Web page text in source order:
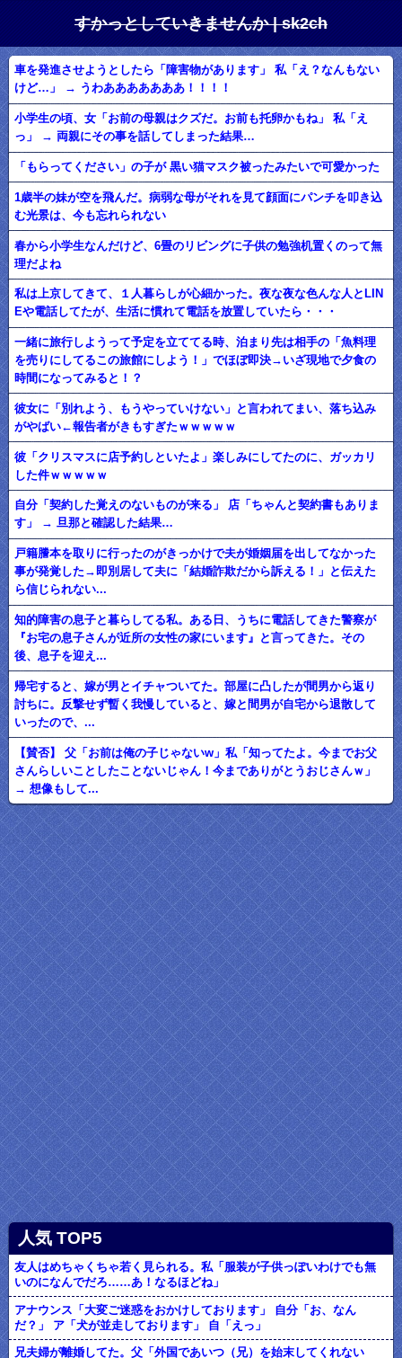
すかっとしていきませんか | sk2ch
車を発進させようとしたら「障害物があります」 私「え？なんもない
けど…」 → うわあああああああ！！！！
小学生の頃、女「お前の母親はクズだ。お前も托卵かもね」 私「え
っ」 → 両親にその事を話してしまった結果…
「もらってください」の子が 黒い猫マスク被ったみたいで可愛かった
1歳半の妹が空を飛んだ。病弱な母がそれを見て顔面にパンチを叩き込
む光景は、今も忘れられない
春から小学生なんだけど、6畳のリビングに子供の勉強机置くのって無
理だよね
私は上京してきて、１人暮らしが心細かった。夜な夜な色んな人とLIN
Eや電話してたが、生活に慣れて電話を放置していたら・・・
一緒に旅行しようって予定を立ててる時、泊まり先は相手の「魚料理
を売りにしてるこの旅館にしよう！」でほぼ即決→いざ現地で夕食の
時間になってみると！？
彼女に「別れよう、もうやっていけない」と言われてまい、落ち込み
がやばい←報告者がきもすぎたｗｗｗｗｗ
彼「クリスマスに店予約しといたよ」楽しみにしてたのに、ガッカリ
した件ｗｗｗｗｗ
自分「契約した覚えのないものが来る」 店「ちゃんと契約書もありま
す」 → 旦那と確認した結果…
戸籍謄本を取りに行ったのがきっかけで夫が婚姻届を出してなかった
事が発覚した→即別居して夫に「結婚詐欺だから訴える！」と伝えた
ら信じられない...
知的障害の息子と暮らしてる私。ある日、うちに電話してきた警察が
『お宅の息子さんが近所の女性の家にいます』と言ってきた。その
後、息子を迎え...
帰宅すると、嫁が男とイチャついてた。部屋に凸したが間男から返り
討ちに。反撃せず暫く我慢していると、嫁と間男が自宅から退散して
いったので、...
【賛否】 父「お前は俺の子じゃないw」私「知ってたよ。今までお父
さんらしいことしたことないじゃん！今までありがとうおじさんｗ」
→ 想像もして...
人気 TOP5
友人はめちゃくちゃ若く見られる。私「服装が子供っぽいわけでも無
いのになんでだろ……あ！なるほどね」
アナウンス「大変ご迷惑をおかけしております」 自分「お、なん
だ？」 ア「犬が並走しております」 自「えっ」
兄夫婦が離婚してた。父「外国であいつ（兄）を始末してくれない